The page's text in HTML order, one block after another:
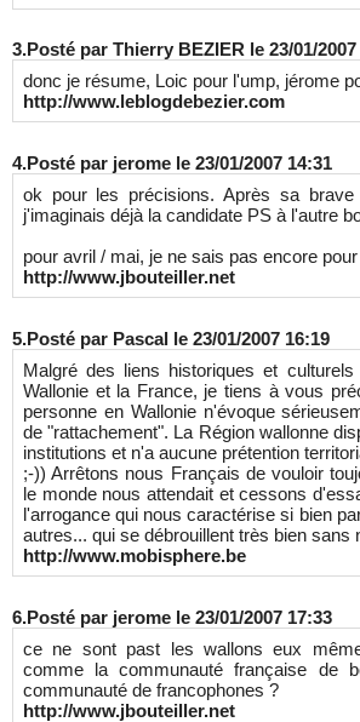
3.Posté par Thierry BEZIER le 23/01/
donc je résume, Loic pour l'ump, jérome
http://www.leblogdebezier.com
4.Posté par jerome le 23/01/2007 14:31
ok pour les précisions. Après sa brave
j'imaginais déjà la candidate PS à l'autre
pour avril / mai, je ne sais pas encore
http://www.jbouteiller.net
5.Posté par Pascal le 23/01/2007 16:19
Malgré des liens historiques et
Wallonie et la France, je tiens à vous
personne en Wallonie n'évoque
de "rattachement". La Région wallonne
institutions et n'a aucune prétention
;-)) Arrêtons nous Français de vouloir
le monde nous attendait et cessons
l'arrogance qui nous caractérise si bien
autres... qui se débrouillent très bien sans
http://www.mobisphere.be
6.Posté par jerome le 23/01/2007 17:33
ce ne sont past les wallons eux
comme la communauté française de
communauté de francophones ?
http://www.jbouteiller.net